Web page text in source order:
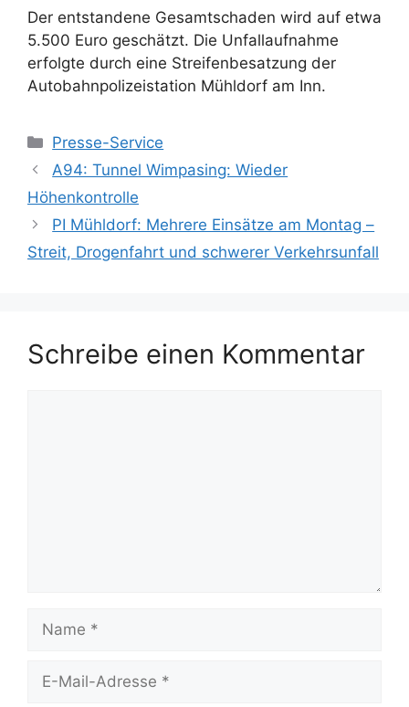
Der entstandene Gesamtschaden wird auf etwa
5.500 Euro geschätzt. Die Unfallaufnahme
erfolgte durch eine Streifenbesatzung der
Autobahnpolizeistation Mühldorf am Inn.
Kategorien
Presse-Service
A94: Tunnel Wimpasing: Wieder
Höhenkontrolle
PI Mühldorf: Mehrere Einsätze am Montag –
Streit, Drogenfahrt und schwerer Verkehrsunfall
Schreibe einen Kommentar
Mail-